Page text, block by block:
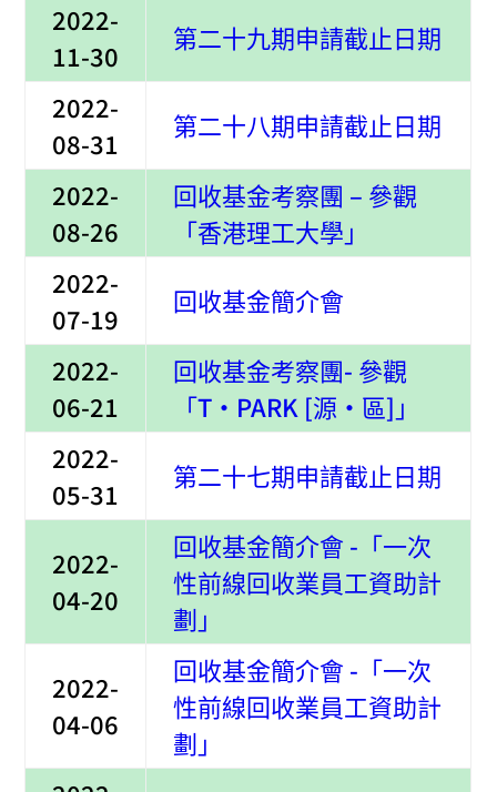
2022-
11-30
第二十九期申請截止日期
2022-
08-31
第二十八期申請截止日期
2022-
08-26
回收基金考察團 – 參觀
「香港理工大學」
2022-
07-19
回收基金簡介會
2022-
06-21
回收基金考察團- 參觀
「T·PARK [源·區]」
2022-
05-31
第二十七期申請截止日期
2022-
04-20
回收基金簡介會 -「一次
性前線回收業員工資助計
劃」
2022-
04-06
回收基金簡介會 -「一次
性前線回收業員工資助計
劃」